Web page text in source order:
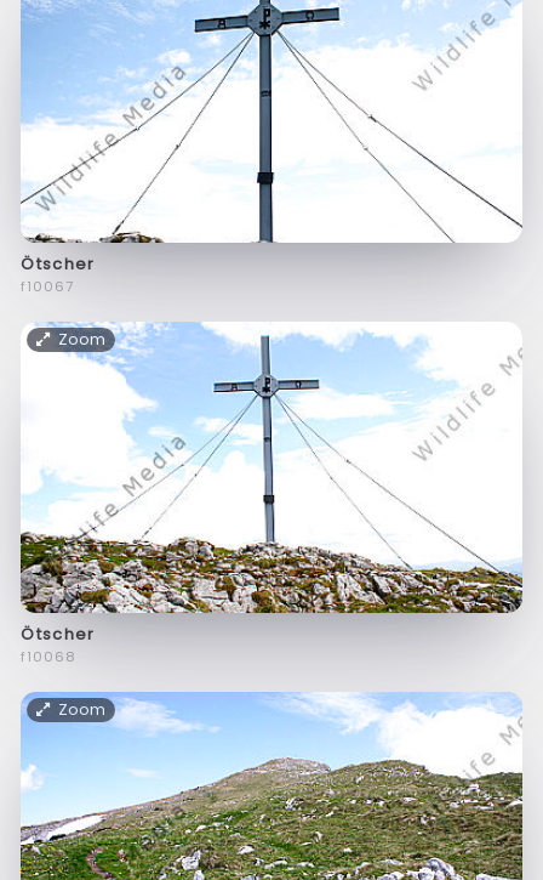
Ötscher
f10067
Zoom
Ötscher
f10068
Zoom